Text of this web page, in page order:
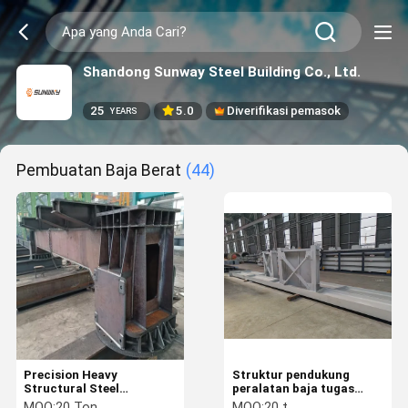
Shandong Sunway Steel Building Co., Ltd.
25 YEARS 5.0 Diverifikasi pemasok
Pembuatan Baja Berat (44)
Precision Heavy
Structural Steel
Fabrication Peralatan
Struktur pendukung
peralatan baja tugas
berat untuk pabrik semen